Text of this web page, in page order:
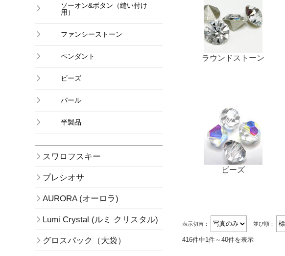
ラウンドストーン
ビーズ
表示切替： 並び順：
416件中1件～40件を表示
ソーオン&ボタン（縫い付け
用）
ファンシーストーン
ペンダント
ビーズ
パール
半製品
スワロフスキー
プレシオサ
AURORA (オーロラ)
Lumi Crystal (ルミ クリスタル)
グロスパック（大袋）